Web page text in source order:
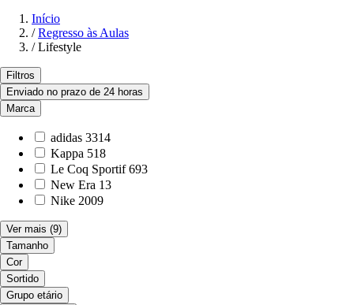
Início
/ Regresso às Aulas
/ Lifestyle
Filtros
Enviado no prazo de 24 horas
Marca
adidas 3314
Kappa 518
Le Coq Sportif 693
New Era 13
Nike 2009
Ver mais (9)
Tamanho
Cor
Sortido
Grupo etário